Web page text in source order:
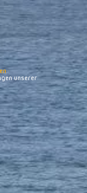
unserer